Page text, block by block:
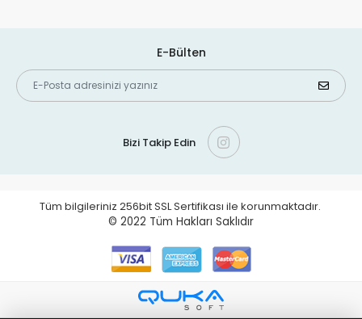
E-Bülten
Bizi Takip Edin
Tüm bilgileriniz 256bit SSL Sertifikası ile korunmaktadır.
© 2022 Tüm Hakları Saklıdır